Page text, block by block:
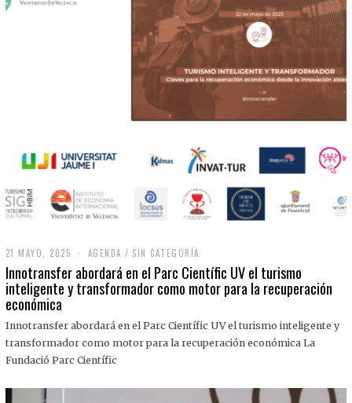
21 MAYO, 2025
M
A
Y
,
0
2
AGENDA / SIN CATEGORÍA
Innotransfer abordará en el Parc Científic UV el turismo
inteligente y transformador como motor para la recuperación
económica
Innotransfer abordará en el Parc Científic UV el turismo inteligente y
transformador como motor para la recuperación económica La
Fundació Parc Científic